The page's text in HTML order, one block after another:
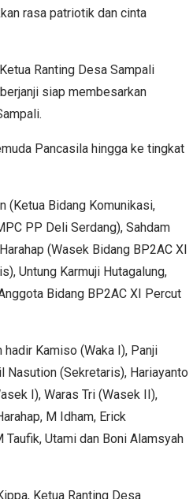
rasa patriotik dan cinta
Ranting Desa Sampali
siap membesarkan
Pancasila hingga ke tingkat
(Ketua Bidang Komunikasi,
PP Deli Serdang), Sahdam
(Wasek Bidang BP2AC XI
Untung Karmuji Hutagalung,
Bidang BP2AC XI Percut
hadir Kamiso (Waka I), Panji
Nasution (Sekretaris), Hariayanto
I), Waras Tri (Wasek II),
M Idham, Erick
Taufik, Utami dan Boni Alamsyah
Ketua Ranting Desa